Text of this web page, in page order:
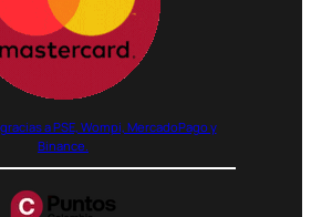
a PSE, Wompi, MercadoPago y
Binance.